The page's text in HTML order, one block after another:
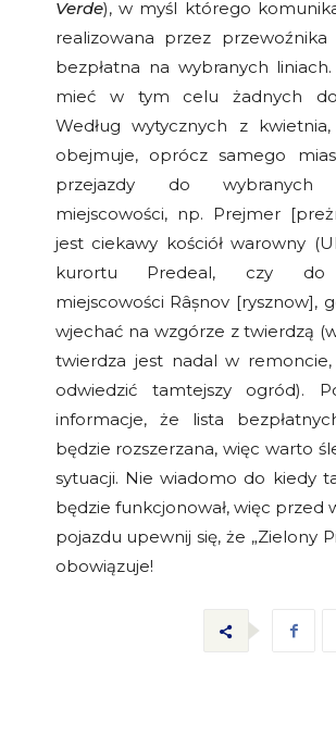
Verde), w myśl którego
realizowana przez przewoźnika
bezpłatna na wybranych
mieć w tym celu żadnych
Według wytycznych z
obejmuje, oprócz samego
przejazdy do wybranych
miejscowości, np. Prejmer
jest ciekawy kościół warowny
kurortu Predeal, czy do
miejscowości Râșnov [rysznow],
wjechać na wzgórze z twierdzą
twierdza jest nadal w
odwiedzić tamtejszy ogród).
informacje, że lista
będzie rozszerzana, więc warto
sytuacji. Nie wiadomo do kiedy
będzie funkcjonował, więc przed
pojazdu upewnij się, że „Zielony
obowiązuje!